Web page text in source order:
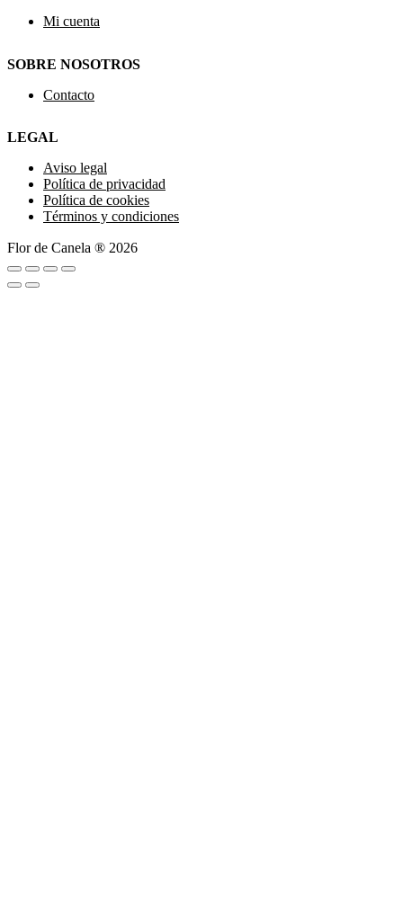
Mi cuenta
SOBRE NOSOTROS
Contacto
LEGAL
Aviso legal
Política de privacidad
Política de cookies
Términos y condiciones
Flor de Canela ® 2026